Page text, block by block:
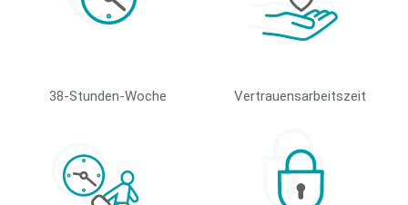
38-Stunden-Woche Vertrauensarbeitszeit